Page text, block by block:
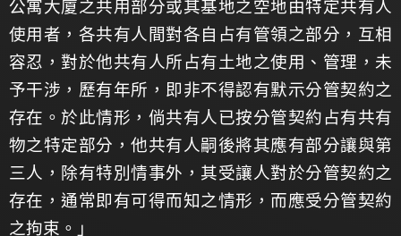
公寓大廈之共用部分或其基地之空地由特定共有人
使用者，各共有人間對各自占有管領之部分，互相
容忍，對於他共有人所占有土地之使用、管理，未
予干涉，歷有年所，即非不得認有默示分管契約之
存在。於此情形，倘共有人已按分管契約占有共有
物之特定部分，他共有人嗣後將其應有部分讓與第
三人，除有特別情事外，其受讓人對於分管契約之
存在，通常即有可得而知之情形，而應受分管契約
之拘束。」